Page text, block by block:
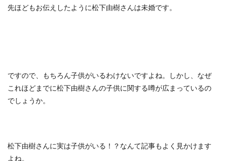
先ほどもお伝えしたように松下由樹さんは未婚です。
ですので、もちろん子供がいるわけないですよね。しかし、なぜ
これほどまでに松下由樹さんの子供に関する噂が広まっているの
でしょうか。
松下由樹さんに実は子供がいる！？なんて記事もよく見かけます
よね。